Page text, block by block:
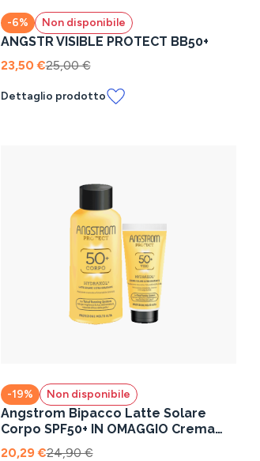
-6% Non disponibile
ANGSTR VISIBLE PROTECT BB50+
23,50 €25,00 €
Dettaglio prodotto
-19% Non disponibile
Angstrom Bipacco Latte Solare
Corpo SPF50+ IN OMAGGIO Crema
Viso SPF50+
20,29 €24,90 €